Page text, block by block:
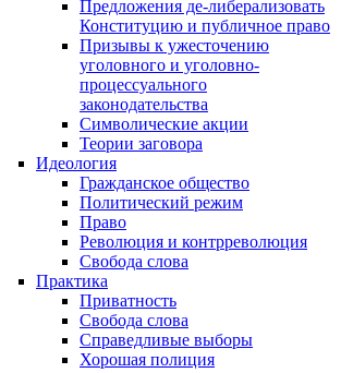
Предложения де-либерализовать
Конституцию и публичное право
Призывы к ужесточению
уголовного и уголовно-
процессуального
законодательства
Символические акции
Теории заговора
Идеология
Гражданское общество
Политический режим
Право
Революция и контрреволюция
Свобода слова
Практика
Приватность
Свобода слова
Справедливые выборы
Хорошая полиция